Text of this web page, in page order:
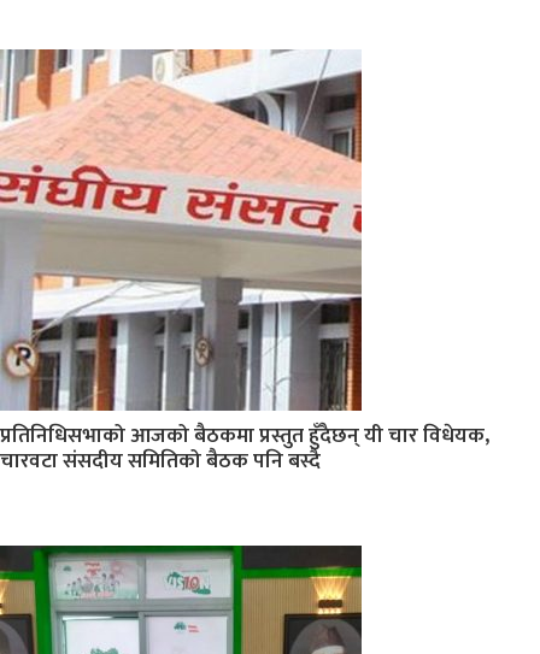
प्रतिनिधिसभाको आजको बैठकमा प्रस्तुत हुँदैछन् यी चार विधेयक,
चारवटा संसदीय समितिको बैठक पनि बस्दै